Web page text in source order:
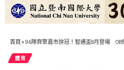
首頁 » 96隊齊聚嘉市拚冠！智通盃8月登場 OB
體育